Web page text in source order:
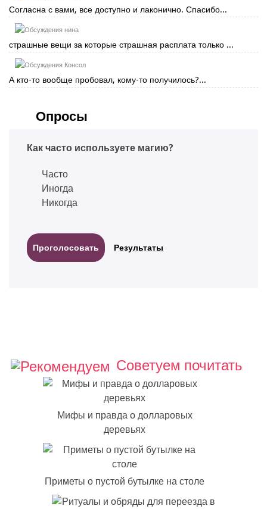
Согласна с вами, все доступно и лаконично. Спасибо...
нина
страшные вещи за которые страшная расплата только ...
Консол
А кто-то вообще пробовал, кому-то получилось?...
Опросы
Как часто используете магию?
Часто
Иногда
Никогда
Результаты
Советуем почитать
Мифы и правда о долларовых
деревьях
Приметы о пустой бутылке на столе